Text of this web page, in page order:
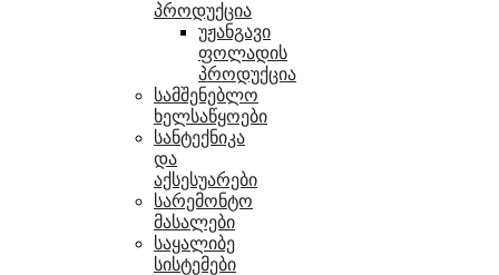
პროდუქცია
უჟანგავი
ფოლადის
პროდუქცია
სამშენებლო
ხელსაწყოები
სანტექნიკა
და
აქსესუარები
სარემონტო
მასალები
საყალიბე
სისტემები